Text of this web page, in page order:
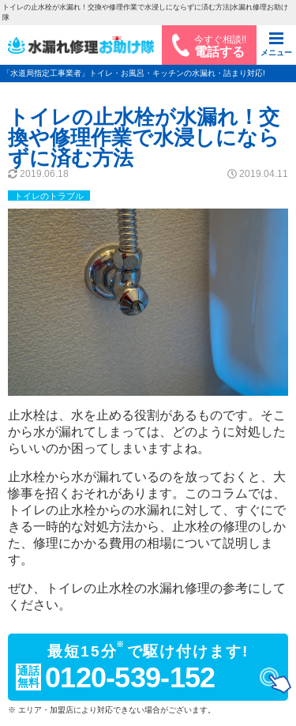
トイレの止水栓が水漏れ！交換や修理作業で水浸しにならずに済む方法|水漏れ修理お助け
隊
今すぐ相談!!
電話する メニュー
「水道局指定工事業者」トイレ・お風呂・キッチンの水漏れ・詰まり対応!
トイレの止水栓が水漏れ！交
換や修理作業で水浸しになら
ずに済む方法
2019.06.18 2019.04.11
トイレのトラブル
止水栓は、水を止める役割があるものです。そこ
から水が漏れてしまっては、どのように対処した
らいいのか困ってしまいますよね。
止水栓から水が漏れているのを放っておくと、大
惨事を招くおそれがあります。このコラムでは、
トイレの止水栓からの水漏れに対して、すぐにで
きる一時的な対処方法から、止水栓の修理のしか
た、修理にかかる費用の相場について説明しま
す。
ぜひ、トイレの止水栓の水漏れ修理の参考にして
ください。
最短15分※ で駆け付けます!
通話
無料 0120-539-152
※ エリア・加盟店により対応できない場合がございます。